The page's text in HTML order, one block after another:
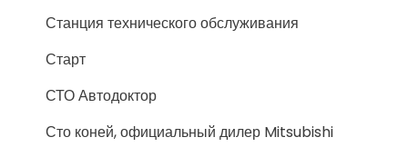
Станция технического обслуживания
Старт
СТО Автодоктор
Сто коней, официальный дилер Mitsubishi